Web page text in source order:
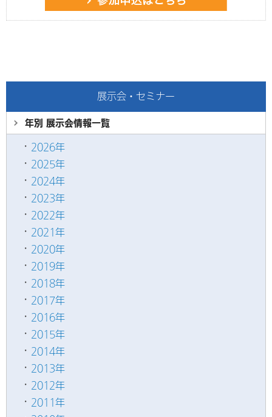
展示会・セミナー
年別 展示会情報一覧
2026年
2025年
2024年
2023年
2022年
2021年
2020年
2019年
2018年
2017年
2016年
2015年
2014年
2013年
2012年
2011年